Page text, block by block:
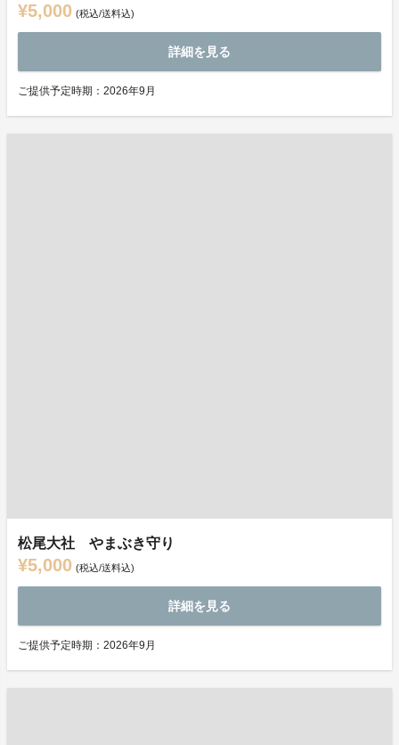
¥5,000 (税込/送料込)
詳細を見る
ご提供予定時期：2026年9月
松尾大社 やまぶき守り
¥5,000 (税込/送料込)
詳細を見る
ご提供予定時期：2026年9月